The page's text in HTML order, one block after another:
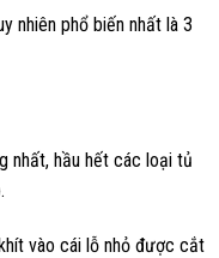
nhiên phổ biến nhất là 3
nhất, hầu hết các loại tủ
vào cái lỗ nhỏ được cắt